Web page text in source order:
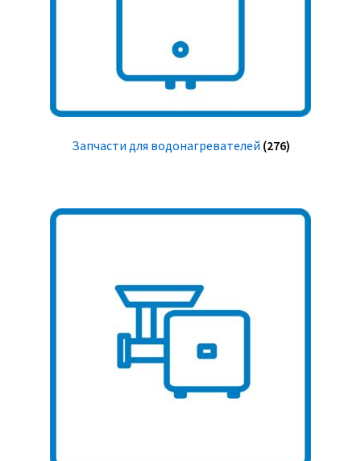
Запчасти для водонагревателей (276)